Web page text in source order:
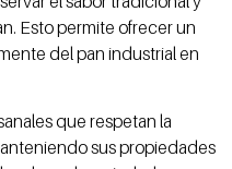
Esto permite ofrecer un
del pan industrial en
que respetan la
sus propiedades